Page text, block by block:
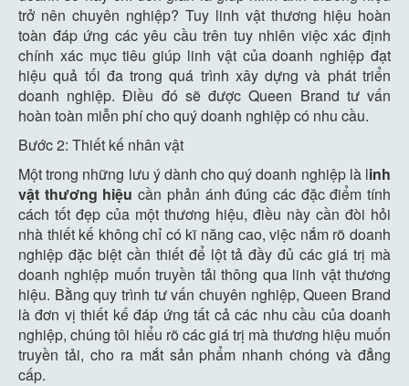
trở nên chuyên nghiệp? Tuy linh vật thương hiệu hoàn
toàn đáp ứng các yêu cầu trên tuy nhiên việc xác định
chính xác mục tiêu giúp linh vật của doanh nghiệp đạt
hiệu quả tối đa trong quá trình xây dựng và phát triển
doanh nghiệp. Điều đó sẽ được Queen Brand tư vấn
hoàn toàn miễn phí cho quý doanh nghiệp có nhu cầu.
Bước 2: Thiết kế nhân vật
Một trong những lưu ý dành cho quý doanh nghiệp là linh
vật thương hiệucần phản ánh đúng các đặc điểm tính
cách tốt đẹp của một thương hiệu, điều này cần đòi hỏi
nhà thiết kế không chỉ có kĩ năng cao, việc nắm rõ doanh
nghiệp đặc biệt cần thiết để lột tả đầy đủ các giá trị mà
doanh nghiệp muốn truyền tải thông qua linh vật thương
hiệu. Bằng quy trình tư vấn chuyên nghiệp, Queen Brand
là đơn vị thiết kế đáp ứng tất cả các nhu cầu của doanh
nghiệp, chúng tôi hiểu rõ các giá trị mà thương hiệu muốn
truyền tải, cho ra mắt sản phẩm nhanh chóng và đẳng
cấp.